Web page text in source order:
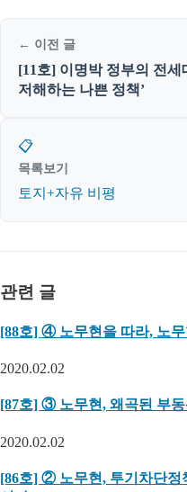
← 이전 글
[11호] 이명박 정부의 전
저해하는 나쁜 정책’
📋
목록보기
토지+자유 비평
관련 글
[88호] ④ 노무현을 따라, 노무
2020.02.02
[87호] ③ 노무현, 왜곡된 부
2020.02.02
[86호] ② 노무현, 투기차단정